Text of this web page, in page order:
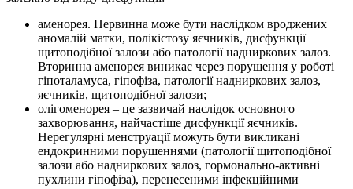
аменорея. Первинна може бути наслідком вроджених
аномалій матки, полікістозу яєчників, дисфункції
щитоподібної залози або патології надниркових залоз.
Вторинна аменорея виникає через порушення у роботі
гіпоталамуса, гіпофіза, патології надниркових залоз,
яєчників, щитоподібної залози;
олігоменорея – це зазвичай наслідок основного
захворювання, найчастіше дисфункції яєчників.
Нерегулярні менструації можуть бути викликані
ендокринними порушеннями (патології щитоподібної
залози або надниркових залоз, гормонально-активні
пухлини гіпофіза), перенесеними інфекційними